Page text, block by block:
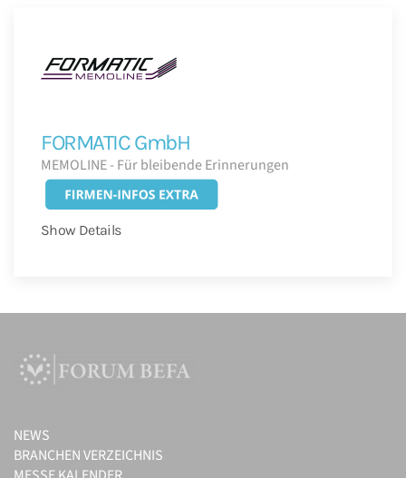
FORMATIC GmbH
MEMOLINE - Für bleibende Erinnerungen
Show Details
NEWS
BRANCHEN VERZEICHNIS